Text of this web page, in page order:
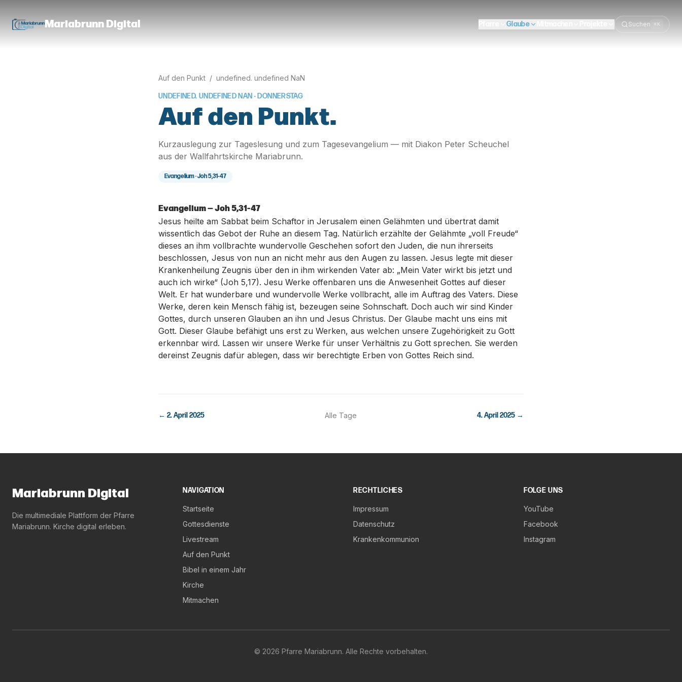
Mariabrunn Digital Glaube Suchen ⌘K
Auf den Punkt / undefined. undefined NaN
UNDEFINED. UNDEFINED NAN · DONNERSTAG
Auf den Punkt.
Kurzauslegung zur Tageslesung und zum Tagesevangelium — mit Diakon Peter Scheuchel
aus der Wallfahrtskirche Mariabrunn.
Evangelium ·Joh 5,31-47
Evangelium — Joh 5,31-47
Jesus heilte am Sabbat beim Schaftor in Jerusalem einen Gelähmten und übertrat damit
wissentlich das Gebot der Ruhe an diesem Tag. Natürlich erzählte der Gelähmte „voll Freude“
dieses an ihm vollbrachte wundervolle Geschehen sofort den Juden, die nun ihrerseits
beschlossen, Jesus von nun an nicht mehr aus den Augen zu lassen. Jesus legte mit dieser
Krankenheilung Zeugnis über den in ihm wirkenden Vater ab: „Mein Vater wirkt bis jetzt und
auch ich wirke“ (Joh 5,17). Jesu Werke offenbaren uns die Anwesenheit Gottes auf dieser
Welt. Er hat wunderbare und wundervolle Werke vollbracht, alle im Auftrag des Vaters. Diese
Werke, deren kein Mensch fähig ist, bezeugen seine Sohnschaft. Doch auch wir sind Kinder
Gottes, durch unseren Glauben an ihn und Jesus Christus. Der Glaube macht uns eins mit
Gott. Dieser Glaube befähigt uns erst zu Werken, aus welchen unsere Zugehörigkeit zu Gott
erkennbar wird. Lassen wir unsere Werke für unser Verhältnis zu Gott sprechen. Sie werden
dereinst Zeugnis dafür ablegen, dass wir berechtigte Erben von Gottes Reich sind.
← 2. April 2025 Alle Tage 4. April 2025 →
Mariabrunn Digital
Die multimediale Plattform der Pfarre
Mariabrunn. Kirche digital erleben.
NAVIGATION
Startseite
Gottesdienste
Livestream
Auf den Punkt
Bibel in einem Jahr
Kirche
Mitmachen
RECHTLICHES
Impressum
Datenschutz
Krankenkommunion
FOLGE UNS
YouTube
Facebook
Instagram
© 2026 Pfarre Mariabrunn. Alle Rechte vorbehalten.